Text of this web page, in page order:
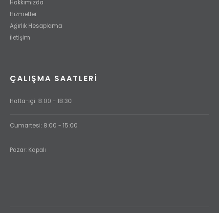
Hakkımızda
Hizmetler
Ağırlık Hesaplama
İletişim
ÇALIŞMA SAATLERI
Hafta-içi: 8:00 - 18:30
Cumartesi: 8:00 - 15:00
Pazar: Kapalı